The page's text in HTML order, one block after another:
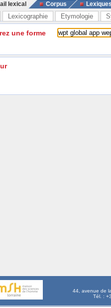
lexical Corpus
Lexicographie Etymologie
une forme
44, avenue de
Tél. :